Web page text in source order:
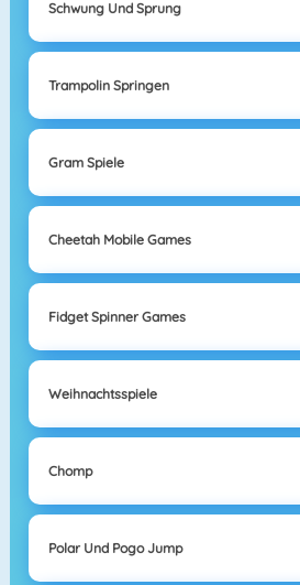
Schwung Und Sprung
Trampolin Springen
Gram Spiele
Cheetah Mobile Games
Fidget Spinner Games
Weihnachtsspiele
Chomp
Polar Und Pogo Jump